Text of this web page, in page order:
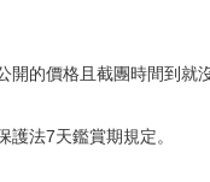
開的價格且截團時間到就
護法7天鑑賞期規定。